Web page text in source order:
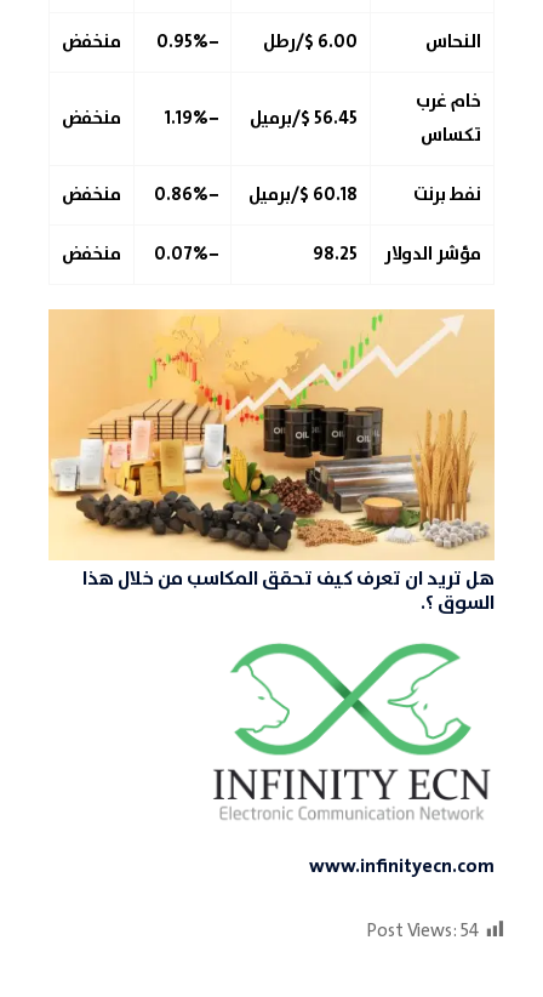
النحاس 6.00 $/رطل −0.95%
منخفض
خام غرب
تكساس
56.45 $/برميل −1.19% منخفض
نفط برنت 60.18 $/برميل −0.86%
منخفض
مؤشر الدولار
98.25
−0.07% منخفض
هل تريد ان تعرف كيف تحقق المكاسب من خلال هذا
السوق ؟.
www.infinityecn.com
Post Views:54